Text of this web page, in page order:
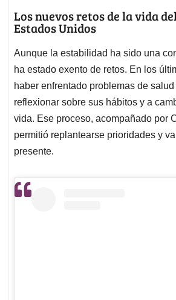
Los nuevos retos de la vida
Estados Unidos
Aunque la estabilidad ha sido una
ha estado exento de retos. En los
haber enfrentado problemas de
reflexionar sobre sus hábitos y a
vida. Ese proceso, acompañado por
permitió replantearse prioridades y
presente.